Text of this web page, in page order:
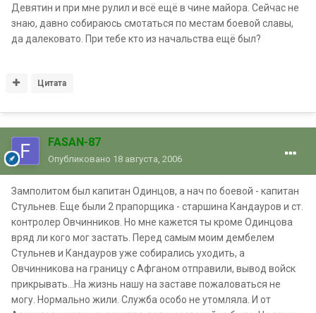
Девятин и при мне рулил и всё ещё в чине майора. Сейчас не
знаю, давно собираюсь смотаться по местам боевой славы,
да далековато. При тебе кто из начальства ещё был?
Цитата
FASAN-87
Опубликовано 18 августа, 2006
Замполитом был капитан Одинцов, а нач по боевой - капитан
Стульнев. Еще были 2 прапорщика - старшина Кандауров и ст.
контролер Овчинников. Но мне кажется ты кроме Одинцова
вряд ли кого мог застать. Перед самым моим дембелем
Стульнев и Кандауров уже собирались уходить, а
Овчинникова на границу с Афганом отправили, вывод войск
прикрывать...На жизнь нашу на заставе пожаловаться не
могу. Нормально жили. Служба особо не утомляла. И от